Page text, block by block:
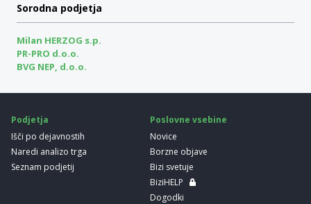
Sorodna podjetja
Milan HERZOG s.p.
PR-PRO d.o.o.
BVG NEP, d.o.o.
Podjetja
Išči po dejavnostih
Naredi analizo trga
Seznam podjetij
Poslovne vsebine
Novice
Borzne objave
Bizi svetuje
BiziHELP
Dogodki